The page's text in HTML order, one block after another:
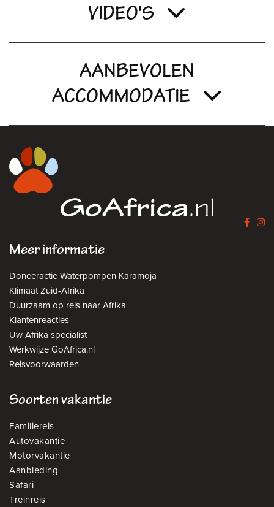
VIDEO'S
AANBEVOLEN
ACCOMMODATIE
Meer informatie
Doneeractie Waterpompen Karamoja
Klimaat Zuid-Afrika
Duurzaam op reis naar Afrika
Klantenreacties
Uw Afrika specialist
Werkwijze GoAfrica.nl
Reisvoorwaarden
Soorten vakantie
Familiereis
Autovakantie
Motorvakantie
Aanbieding
Safari
Treinreis